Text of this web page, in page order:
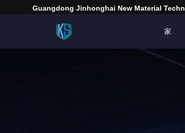
Guangdong Jinhonghai New Material
家